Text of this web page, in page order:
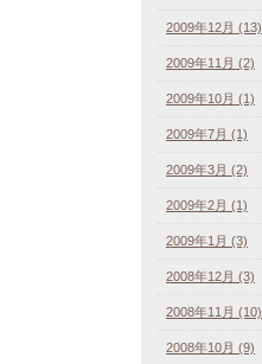
2009年12月 (13)
2009年11月 (2)
2009年10月 (1)
2009年7月 (1)
2009年3月 (2)
2009年2月 (1)
2009年1月 (3)
2008年12月 (3)
2008年11月 (10)
2008年10月 (9)